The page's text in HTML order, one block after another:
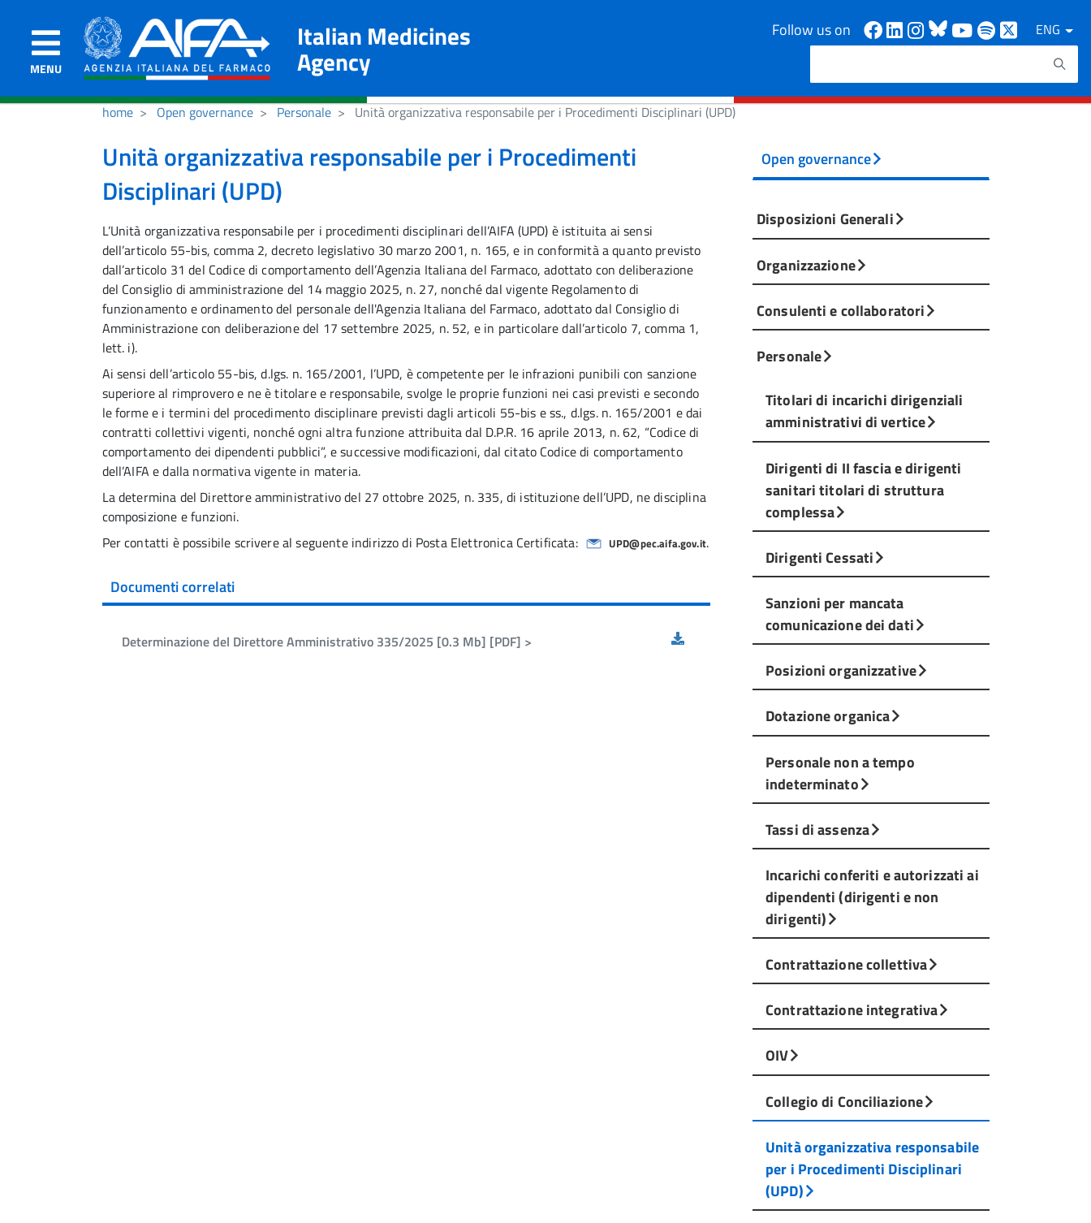
MENU
Italian Medicines
Agency
Follow us on Facebook
Linkedin
Instagram
Bluesky
Youtube
Spotify
ENGSearch
home Open governance Personale Unità organizzativa responsabile per i Procedimenti Disciplinari (UPD)
Unità organizzativa responsabile per i Procedimenti
Disciplinari (UPD)
L’Unità organizzativa responsabile per i procedimenti disciplinari dell’AIFA (UPD) è istituita ai sensi
dell’articolo 55-bis, comma 2, decreto legislativo 30 marzo 2001, n. 165, e in conformità a quanto previsto
dall’articolo 31 del Codice di comportamento dell’Agenzia Italiana del Farmaco, adottato con deliberazione
del Consiglio di amministrazione del 14 maggio 2025, n. 27, nonché dal vigente Regolamento di
funzionamento e ordinamento del personale dell'Agenzia Italiana del Farmaco, adottato dal Consiglio di
Amministrazione con deliberazione del 17 settembre 2025, n. 52, e in particolare dall’articolo 7, comma 1,
lett. i).
Ai sensi dell’articolo 55-bis, d.lgs. n. 165/2001, l’UPD, è competente per le infrazioni punibili con sanzione
superiore al rimprovero e ne è titolare e responsabile, svolge le proprie funzioni nei casi previsti e secondo
le forme e i termini del procedimento disciplinare previsti dagli articoli 55-bis e ss., d.lgs. n. 165/2001 e dai
contratti collettivi vigenti, nonché ogni altra funzione attribuita dal D.P.R. 16 aprile 2013, n. 62, “Codice di
comportamento dei dipendenti pubblici”, e successive modificazioni, dal citato Codice di comportamento
dell’AIFA e dalla normativa vigente in materia.
La determina del Direttore amministrativo del 27 ottobre 2025, n. 335, di istituzione dell’UPD, ne disciplina
composizione e funzioni.
Per contatti è possibile scrivere al seguente indirizzo di Posta Elettronica Certificata:
UPD@pec.aifa.gov.it.
Documenti correlati
Determinazione del Direttore Amministrativo 335/2025 [0.3 Mb] [PDF] >
Open governance
Disposizioni Generali
Organizzazione
Consulenti e collaboratori
Personale
Titolari di incarichi dirigenziali
amministrativi di vertice
Dirigenti di II fascia e dirigenti
sanitari titolari di struttura
complessa
Dirigenti Cessati
Sanzioni per mancata
comunicazione dei dati
Posizioni organizzative
Dotazione organica
Personale non a tempo
indeterminato
Tassi di assenza
Incarichi conferiti e autorizzati ai
dipendenti (dirigenti e non
dirigenti)
Contrattazione collettiva
Contrattazione integrativa
OIV
Collegio di Conciliazione
Unità organizzativa responsabile
per i Procedimenti Disciplinari
(UPD)